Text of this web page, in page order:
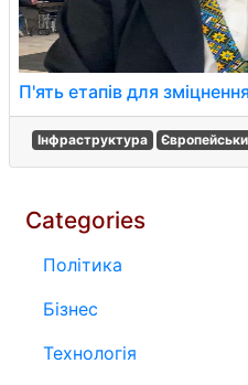
П'ять етапів для
Інфраструктура
Categories
Політика
Бізнес
Технологія